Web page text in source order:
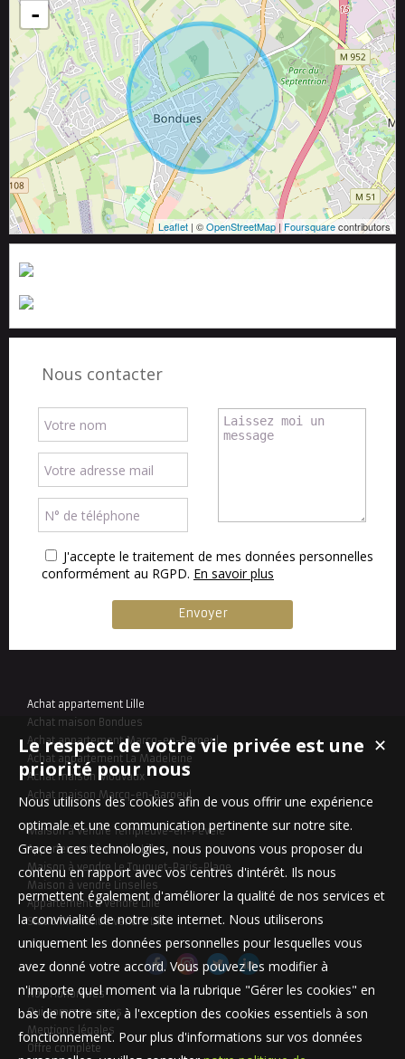
-
Leaflet | ©OpenStreetMap| Foursquarecontributors
Nous contacter
J'accepte le traitement de mes données personnelles
conformément au RGPD. En savoir plus
Achat appartement Lille
Achat maison Bondues
Achat appartement Marcq-en-Baroeul
Achat appartement La Madeleine
Achat maison Mouvaux
Achat maison Marcq-en-Baroeul
Maison à vendre Templeuve-en-Pévèle
Appartement à vendre Lille
Maison à vendre Le Touquet-Paris-Plage
Maison à vendre Linselles
Appartement à vendre Lille
Stationnement à vendre Lille
Nos Honoraires
Qui sommes-nous
Mentions légales
Offre complète
✕
Le respect de votre vie privée est une
priorité pour nous
Nous utilisons des cookies afin de vous offrir une expérience
optimale et une communication pertinente sur notre site.
Grace à ces technologies, nous pouvons vous proposer du
contenu en rapport avec vos centres d'intérêt. Ils nous
permettent également d'améliorer la qualité de nos services et
la convivialité de notre site internet. Nous utiliserons
uniquement les données personnelles pour lesquelles vous
avez donné votre accord. Vous pouvez les modifier à
n'importe quel moment via la rubrique "Gérer les cookies" en
bas de notre site, à l'exception des cookies essentiels à son
fonctionnement. Pour plus d'informations sur vos données